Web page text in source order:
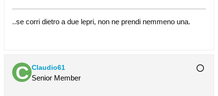
..se corri dietro a due lepri, non ne prendi nemmeno una.
Claudio61
Senior Member